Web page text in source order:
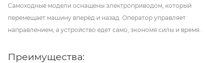
Самоходные модели оснащены электроприводом, который
перемещает машину вперёд и назад. Оператор управляет
направлением, а устройство едет само, экономя силы и время.
Преимущества: